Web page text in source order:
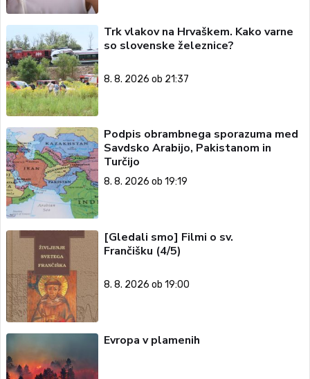
Trk vlakov na Hrvaškem. Kako varne
so slovenske železnice?
8. 8. 2026 ob 21:37
Podpis obrambnega sporazuma med
Savdsko Arabijo, Pakistanom in
Turčijo
8. 8. 2026 ob 19:19
[Gledali smo] Filmi o sv.
Frančišku (4/5)
8. 8. 2026 ob 19:00
Evropa v plamenih